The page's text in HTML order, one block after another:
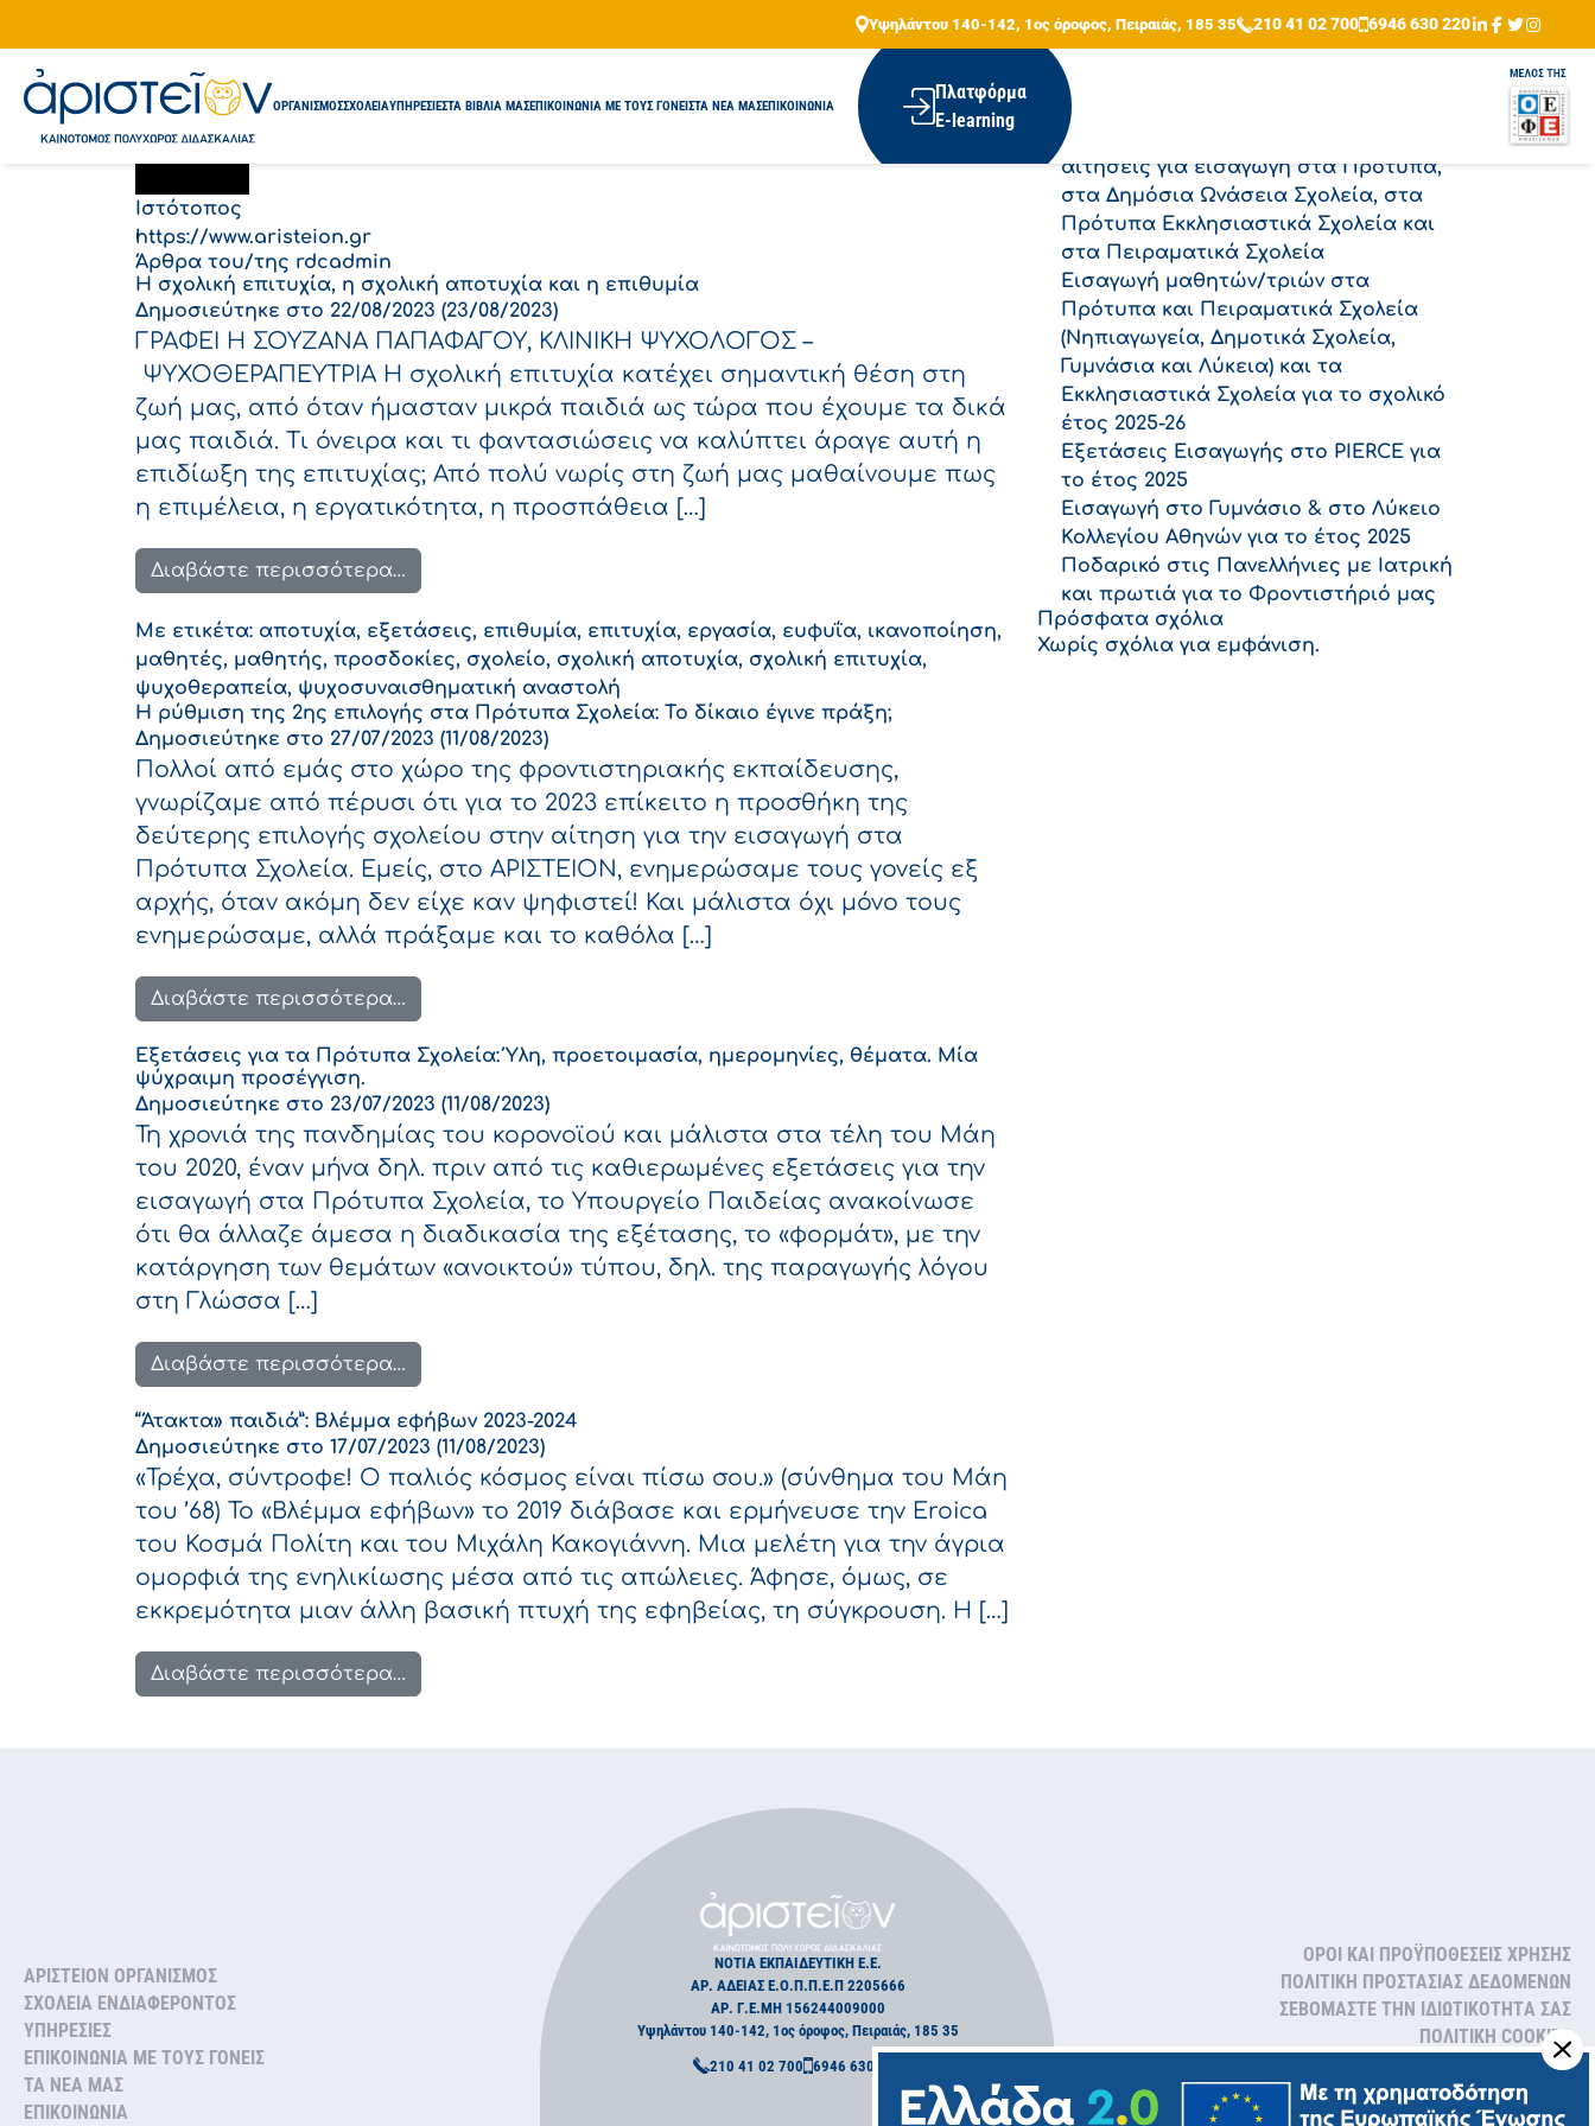
Υψηλάντου 140-142, 1ος όροφος, Πειραιάς, 185 35 210 41 02 700 6946 630 220
ΟΡΓΑΝΙΣΜΟΣΣΧΟΛΕΙΑΥΠΗΡΕΣΙΕΣΤΑ ΒΙΒΛΙΑ ΜΑΣΕΠΙΚΟΙΝΩΝΙΑ ΜΕ ΤΟΥΣ ΓΟΝΕΙΣTA NEA MAΣΕΠΙΚΟΙΝΩΝΙΑ
Πλατφόρμα
Ε-learning
Συντάκτης:rdcadmin
Ιστότοπος
https://www.aristeion.gr
Άρθρα του/της rdcadmin
Η σχολική επιτυχία, η σχολική αποτυχία και η επιθυμία
Δημοσιεύτηκε στο 22/08/2023 (23/08/2023)
ΓΡΑΦΕΙ Η ΣΟΥΖΑΝΑ ΠΑΠΑΦΑΓΟΥ, ΚΛΙΝΙΚΗ ΨΥΧΟΛΟΓΟΣ –
ΨΥΧΟΘΕΡΑΠΕΥΤΡΙΑ Η σχολική επιτυχία κατέχει σημαντική θέση στη
ζωή μας, από όταν ήμασταν μικρά παιδιά ως τώρα που έχουμε τα δικά
μας παιδιά. Τι όνειρα και τι φαντασιώσεις να καλύπτει άραγε αυτή η
επιδίωξη της επιτυχίας; Από πολύ νωρίς στη ζωή μας μαθαίνουμε πως
η επιμέλεια, η εργατικότητα, η προσπάθεια […]
Διαβάστε περισσότερα…
Με ετικέτα: αποτυχία, εξετάσεις, επιθυμία, επιτυχία, εργασία, ευφυΐα, ικανοποίηση,
μαθητές, μαθητής, προσδοκίες, σχολείο, σχολική αποτυχία, σχολική επιτυχία,
ψυχοθεραπεία, ψυχοσυναισθηματική αναστολή
Η ρύθμιση της 2ης επιλογής στα Πρότυπα Σχολεία: Το δίκαιο έγινε πράξη;
Δημοσιεύτηκε στο 27/07/2023 (11/08/2023)
Πολλοί από εμάς στο χώρο της φροντιστηριακής εκπαίδευσης,
γνωρίζαμε από πέρυσι ότι για το 2023 επίκειτο η προσθήκη της
δεύτερης επιλογής σχολείου στην αίτηση για την εισαγωγή στα
Πρότυπα Σχολεία. Εμείς, στο ΑΡΙΣΤΕΙΟΝ, ενημερώσαμε τους γονείς εξ
αρχής, όταν ακόμη δεν είχε καν ψηφιστεί! Και μάλιστα όχι μόνο τους
ενημερώσαμε, αλλά πράξαμε και το καθόλα […]
Διαβάστε περισσότερα…
Εξετάσεις για τα Πρότυπα Σχολεία: Ύλη, προετοιμασία, ημερομηνίες, θέματα. Μία
ψύχραιμη προσέγγιση.
Δημοσιεύτηκε στο 23/07/2023 (11/08/2023)
Τη χρονιά της πανδημίας του κορονοϊού και μάλιστα στα τέλη του Μάη
του 2020, έναν μήνα δηλ. πριν από τις καθιερωμένες εξετάσεις για την
εισαγωγή στα Πρότυπα Σχολεία, το Υπουργείο Παιδείας ανακοίνωσε
ότι θα άλλαζε άμεσα η διαδικασία της εξέτασης, το «φορμάτ», με την
κατάργηση των θεμάτων «ανοικτού» τύπου, δηλ. της παραγωγής λόγου
στη Γλώσσα […]
Διαβάστε περισσότερα…
“Άτακτα» παιδιά”: Βλέμμα εφήβων 2023-2024
Δημοσιεύτηκε στο 17/07/2023 (11/08/2023)
«Τρέχα, σύντροφε! Ο παλιός κόσμος είναι πίσω σου.» (σύνθημα του Μάη
του ’68) Το «Βλέμμα εφήβων» το 2019 διάβασε και ερμήνευσε την Eroica
του Κοσμά Πολίτη και του Μιχάλη Κακογιάννη. Μια μελέτη για την άγρια
ομορφιά της ενηλικίωσης μέσα από τις απώλειες. Άφησε, όμως, σε
εκκρεμότητα μιαν άλλη βασική πτυχή της εφηβείας, τη σύγκρουση. Η […]
Διαβάστε περισσότερα…
Πρόσφατα άρθρα
Από σήμερα, 24/3 έως και τις 7/4, οι
αιτήσεις για εισαγωγή στα Πρότυπα,
στα Δημόσια Ωνάσεια Σχολεία, στα
Πρότυπα Εκκλησιαστικά Σχολεία και
στα Πειραματικά Σχολεία
Εισαγωγή μαθητών/τριών στα
Πρότυπα και Πειραματικά Σχολεία
(Νηπιαγωγεία, Δημοτικά Σχολεία,
Γυμνάσια και Λύκεια) και τα
Εκκλησιαστικά Σχολεία για το σχολικό
έτος 2025-26
Εξετάσεις Εισαγωγής στο PIERCE για
το έτος 2025
Εισαγωγή στο Γυμνάσιο & στο Λύκειο
Κολλεγίου Αθηνών για το έτος 2025
Ποδαρικό στις Πανελλήνιες με Ιατρική
και πρωτιά για το Φροντιστήριό μας
Πρόσφατα σχόλια
Χωρίς σχόλια για εμφάνιση.
ΑΡΙΣΤΕΙΟΝ ΟΡΓΑΝΙΣΜΟΣ
ΣΧΟΛΕΙΑ ΕΝΔΙΑΦΕΡΟΝΤΟΣ
ΥΠΗΡΕΣΙΕΣ
ΕΠΙΚΟΙΝΩΝΙΑ ΜΕ ΤΟΥΣ ΓΟΝΕΙΣ
TA NEA MAΣ
ΕΠΙΚΟΙΝΩΝΙΑ
ΝΟΤΙΑ ΕΚΠΑΙΔΕΥΤΙΚΗ Ε.Ε.
ΑΡ. ΑΔΕΙΑΣ Ε.Ο.Π.Π.Ε.Π 2205666
ΑΡ. Γ.Ε.ΜΗ 156244009000
Υψηλάντου 140-142, 1ος όροφος, Πειραιάς, 185 35
210 41 02 700 6946 630 220
ΟΡΟΙ ΚΑΙ ΠΡΟΫΠΟΘΕΣΕΙΣ ΧΡΗΣΗΣ
ΠΟΛΙΤΙΚH ΠΡΟΣΤΑΣIΑΣ ΔΕΔΟΜEΝΩΝ
ΣΕΒOΜΑΣΤΕ ΤΗΝ ΙΔΙΩΤΙΚOΤΗΤA ΣΑΣ
ΠΟΛΙΤΙΚΗ COOKIES
FOLLOW US